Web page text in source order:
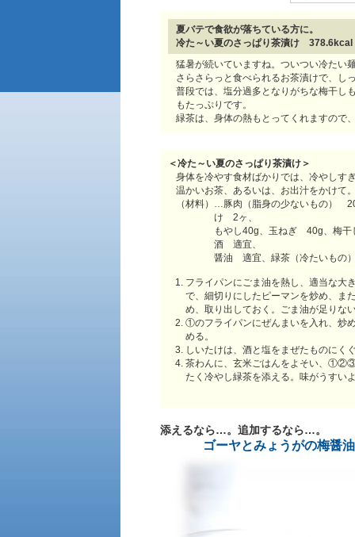
夏バテで食欲が落ちている方に。
冷た～い夏のさっぱり茶漬け
猛暑が続いていますね。ついつい冷たい
さらさらっと食べられるお茶漬けで、し
普段では、塩分過多となりがちな梅干し
もたっぷりです。
緑茶は、身体の熱もとってくれますので
＜冷た～い夏のさっぱり茶漬け ＞
身体を冷やす食材ばかりでは、冷やしす
温かいお茶、あるいは、お出汁をかけて
（材料）…豚肉（脂身の少ないもの
け 2ヶ、
もやし40g、玉ねぎ 40g、梅
酒 適宜、
醤油 適宜、緑茶（冷たいもの
フライパンにごま油を熱し、適当な大
で、細切りにしたピーマンを炒め、ま
め、取り出しておく。ごま油が足りな
①のフライパンにぜんまいを入れ、炒
める。
しいたけは、酒と塩をまぜたものにく
茶わんに、玄米ごはんをよそい、①②③
たく冷やし緑茶を添える。味がうすい
添えるなら…。追加するなら…。
ゴーヤとみょうがの梅醤油